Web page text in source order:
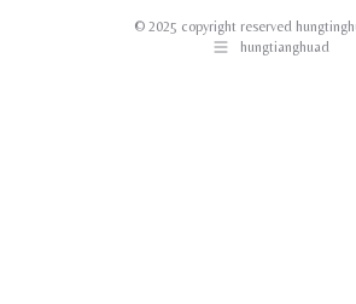
© 2025 copyright reserved
hungtianghuad